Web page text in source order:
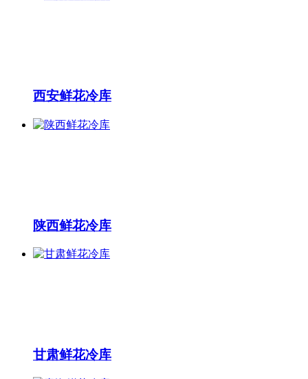
西安鲜花冷库
陕西鲜花冷库
甘肃鲜花冷库